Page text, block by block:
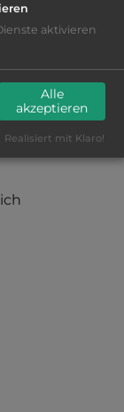
ruhig
aktivieren
Alle
akzeptieren
Realisiert mit Klaro!